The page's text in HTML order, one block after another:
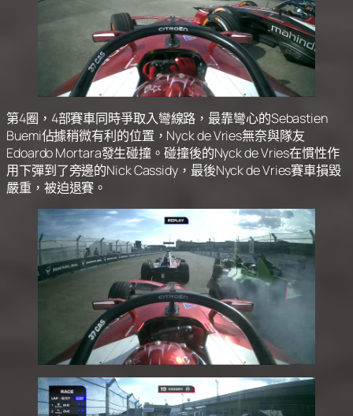
第4圈，4部賽車同時爭取入彎線路，最靠彎心的Sebastien
Buemi佔據稍微有利的位置，Nyck de Vries無奈與隊友
Edoardo Mortara發生碰撞。碰撞後的Nyck de Vries在慣性作
用下彈到了旁邊的Nick Cassidy，最後Nyck de Vries賽車損毀
嚴重，被迫退賽。